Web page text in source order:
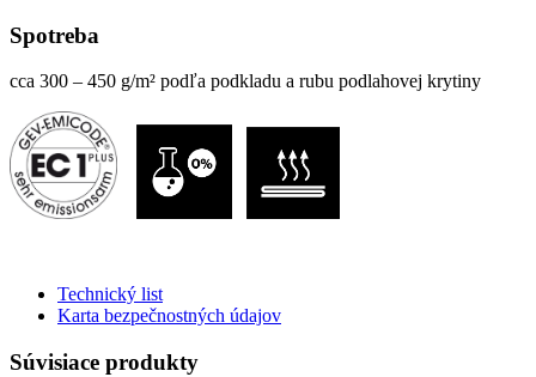
Spotreba
cca 300 – 450 g/m² podľa podkladu a rubu podlahovej krytiny
Technický list
Karta bezpečnostných údajov
Súvisiace produkty